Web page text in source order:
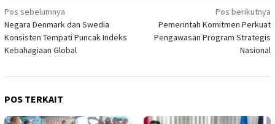
Navigasi
pos
Pos sebelumnya
Negara Denmark dan Swedia
Konsisten Tempati Puncak Indeks
Kebahagiaan Global
Pos berikutnya
Pemerintah Komitmen Perkuat
Pengawasan Program Strategis
Nasional
POS TERKAIT